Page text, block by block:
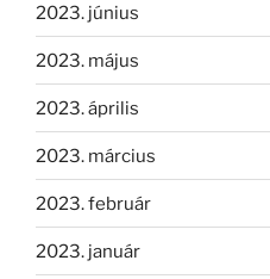
2023. június
2023. május
2023. április
2023. március
2023. február
2023. január